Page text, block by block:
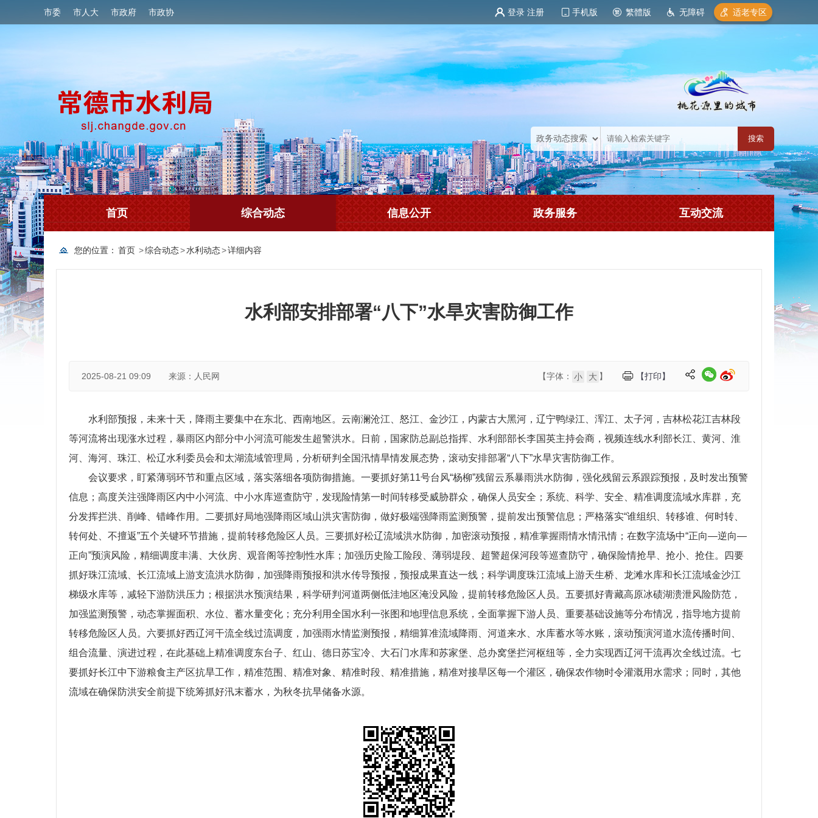
市委 市人大 市政府 市政协 登录 注册 手机版 繁體版 无障碍 适老专区
首页 综合动态 信息公开 政务服务 互动交流
您的位置： 首页 >综合动态>水利动态>详细内容
水利部安排部署“八下”水旱灾害防御工作
2025-08-21 09:09 来源：人民网 【打印】
【字体： 小 大 】
水利部预报，未来十天，降雨主要集中在东北、西南地区。云南澜沧江、怒江、金沙江，内蒙古大黑河，辽宁鸭绿江、浑江、太子河，吉林松花江吉林段
等河流将出现涨水过程，暴雨区内部分中小河流可能发生超警洪水。日前，国家防总副总指挥、水利部部长李国英主持会商，视频连线水利部长江、黄河、淮
河、海河、珠江、松辽水利委员会和太湖流域管理局，分析研判全国汛情旱情发展态势，滚动安排部署“八下”水旱灾害防御工作。
会议要求，盯紧薄弱环节和重点区域，落实落细各项防御措施。一要抓好第11号台风“杨柳”残留云系暴雨洪水防御，强化残留云系跟踪预报，及时发出预警
信息；高度关注强降雨区内中小河流、中小水库巡查防守，发现险情第一时间转移受威胁群众，确保人员安全；系统、科学、安全、精准调度流域水库群，充
分发挥拦洪、削峰、错峰作用。二要抓好局地强降雨区域山洪灾害防御，做好极端强降雨监测预警，提前发出预警信息；严格落实“谁组织、转移谁、何时转、
转何处、不擅返”五个关键环节措施，提前转移危险区人员。三要抓好松辽流域洪水防御，加密滚动预报，精准掌握雨情水情汛情；在数字流场中“正向—逆向—
正向”预演风险，精细调度丰满、大伙房、观音阁等控制性水库；加强历史险工险段、薄弱堤段、超警超保河段等巡查防守，确保险情抢早、抢小、抢住。四要
抓好珠江流域、长江流域上游支流洪水防御，加强降雨预报和洪水传导预报，预报成果直达一线；科学调度珠江流域上游天生桥、龙滩水库和长江流域金沙江
梯级水库等，减轻下游防洪压力；根据洪水预演结果，科学研判河道两侧低洼地区淹没风险，提前转移危险区人员。五要抓好青藏高原冰碛湖溃泄风险防范，
加强监测预警，动态掌握面积、水位、蓄水量变化；充分利用全国水利一张图和地理信息系统，全面掌握下游人员、重要基础设施等分布情况，指导地方提前
转移危险区人员。六要抓好西辽河干流全线过流调度，加强雨水情监测预报，精细算准流域降雨、河道来水、水库蓄水等水账，滚动预演河道水流传播时间、
组合流量、演进过程，在此基础上精准调度东台子、红山、德日苏宝冷、大石门水库和苏家堡、总办窝堡拦河枢纽等，全力实现西辽河干流再次全线过流。七
要抓好长江中下游粮食主产区抗旱工作，精准范围、精准对象、精准时段、精准措施，精准对接旱区每一个灌区，确保农作物时令灌溉用水需求；同时，其他
流域在确保防洪安全前提下统筹抓好汛末蓄水，为秋冬抗旱储备水源。